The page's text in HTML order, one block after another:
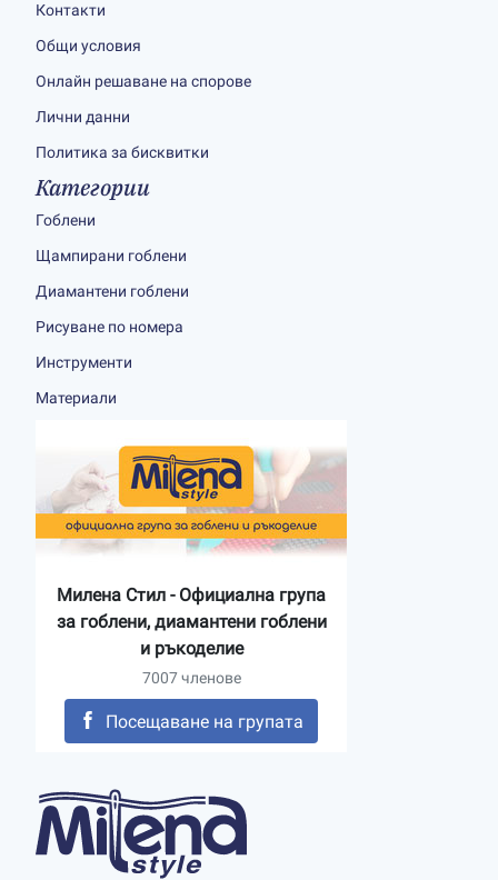
Контакти
Общи условия
Онлайн решаване на спорове
Лични данни
Политика за бисквитки
Категории
Гоблени
Щампирани гоблени
Диамантени гоблени
Рисуване по номера
Инструменти
Материали
Милена Стил - Официална група
за гоблени, диамантени гоблени
и ръкоделие
7007 членове
Посещаване на групата